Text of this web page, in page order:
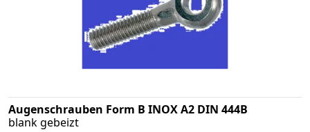
Augenschrauben Form B INOX A2 DIN 444B
blank gebeizt